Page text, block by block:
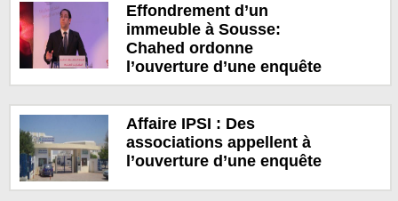
Effondrement d’un
immeuble à Sousse:
Chahed ordonne
l’ouverture d’une enquête
Affaire IPSI : Des
associations appellent à
l’ouverture d’une enquête